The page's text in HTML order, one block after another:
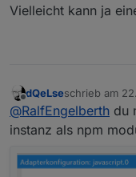
Vielleicht kann ja
Offline
dQeLseschrieb am
zuletzt editiert
@RalfEngelberth du
instanz als npm